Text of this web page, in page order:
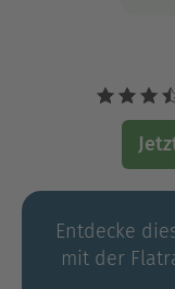
Entdecke
mit der